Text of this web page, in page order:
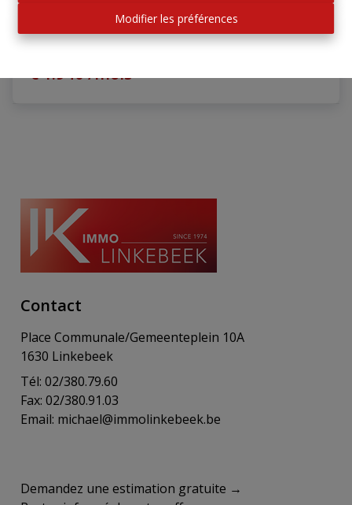
Modifier les préférences
1730 Mollem|Ref: 2794
€ 1.940 /mois
Contact
Place Communale/Gemeenteplein 10A
1630 Linkebeek
Tél: 02/380.79.60
Fax: 02/380.91.03
Email: michael@immolinkebeek.be
​​​​​​Demandez une estimation gratuite →